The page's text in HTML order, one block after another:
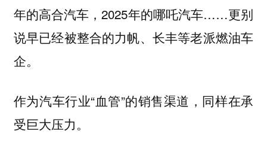
年的高合汽车，2025年的哪吒汽车……更别
说早已经被整合的力帆、长丰等老派燃油车
企。
作为汽车行业“血管”的销售渠道，同样在承
受巨大压力。